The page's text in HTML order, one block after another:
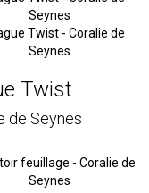
Twist
de Seynes